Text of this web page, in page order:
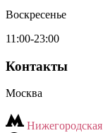
Воскресенье
11:00-23:00
Контакты
Москва
Нижегородская